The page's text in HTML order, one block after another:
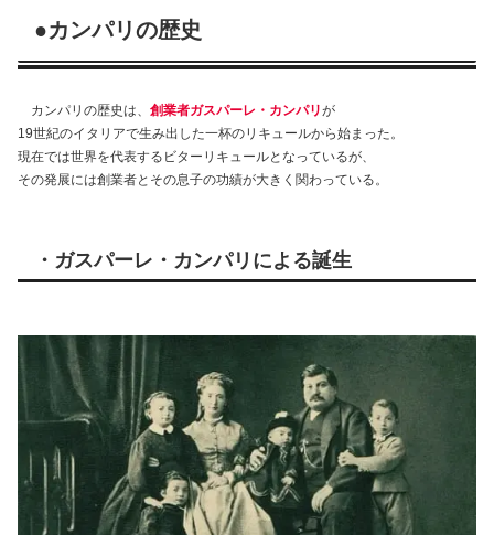
●カンパリの歴史
カンパリの歴史は、 創業者ガスパーレ・カンパリが
19世紀のイタリアで生み出した一杯のリキュールから始まった。
現在では世界を代表するビターリキュールとなっているが、
その発展には創業者とその息子の功績が大きく関わっている。
・ガスパーレ・カンパリによる誕生